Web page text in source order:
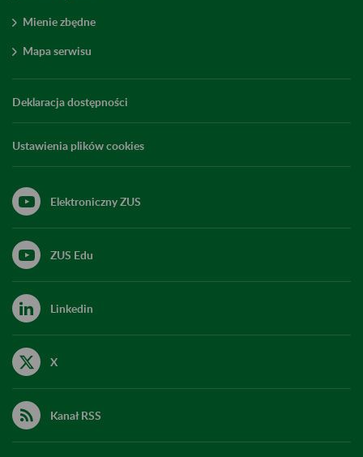
Mienie zbędne
Mapa serwisu
Deklaracja dostępności
Ustawienia plików cookies
Elektroniczny ZUS
ZUS Edu
Linkedin
X
Kanał RSS